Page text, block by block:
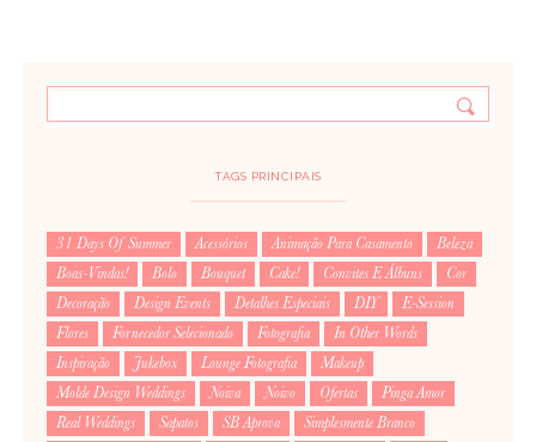
TAGS PRINCIPAIS
31 Days Of Summer Acessórios Animação Para Casamento
Beleza
Boas-Vindas!
Bolo Bouquet Cake! Convites E Álbuns
Cor
Decoração
Design Events Detalhes Especiais DIY
E-Session
Flores
Fornecedor Selecionado Fotografia
In Other Words
Inspiração
Jukebox Lounge Fotografia
Makeup
Molde Design Weddings
Noiva Noivo Ofertas
Pinga Amor
Real Weddings
Sapatos SB Aprova
Simplesmente Branco